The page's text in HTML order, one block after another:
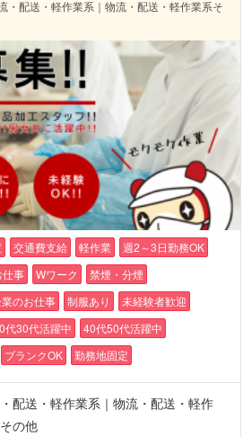
・配送・軽作業系｜物流・配送・軽作業系そ
交通費支給 軽作業
週2～3日勤務OK
仕事 Wワーク
禁煙・分煙
のお仕事 制服あり
未経験者歓迎
代30代活躍中
40代50代活躍中
ブランクOK 勤務地固定
配送・軽作業系｜物流・配送・軽作
の他